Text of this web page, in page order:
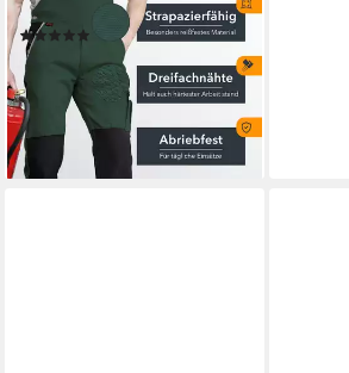
Overall Blaumann
ab 49,90 € UVP
-17%
lieferbar - in 3-4 Werktagen bei dir
+2